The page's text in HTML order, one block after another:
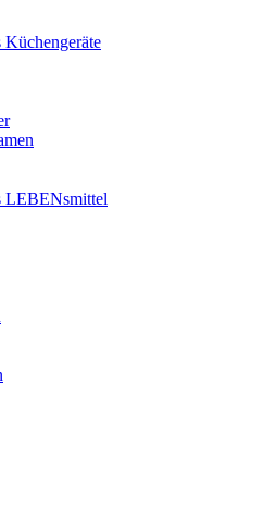
Küchengeräte
LEBENsmittel